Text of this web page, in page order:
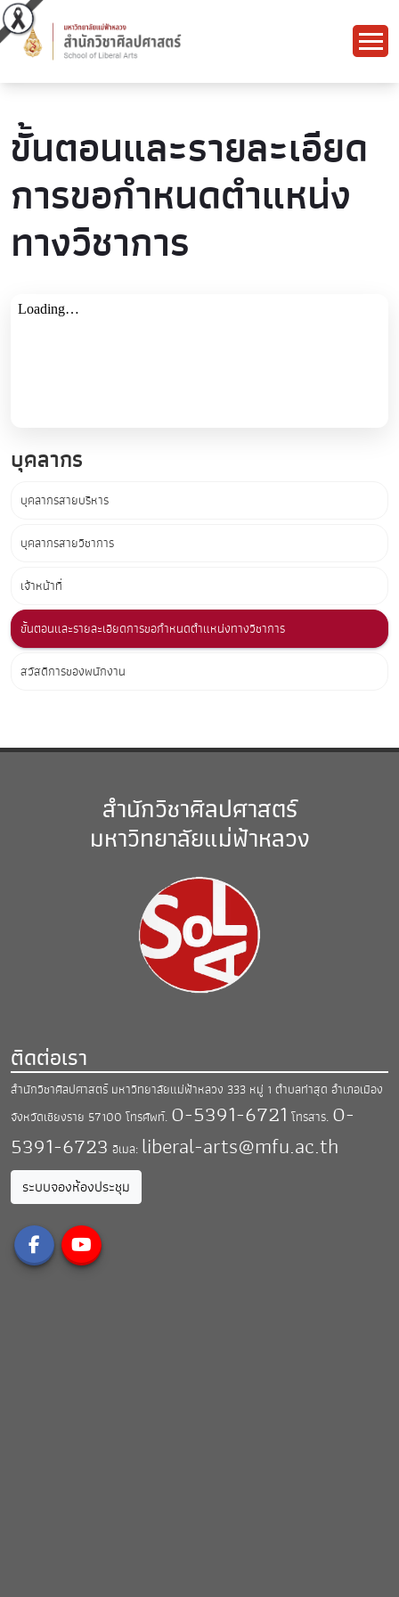
ขั้นตอนและรายละเอียด
การขอกำหนดตำแหน่ง
ทางวิชาการ
บุคลากร
บุคลากรสายบริหาร
บุคลากรสายวิชาการ
เจ้าหน้าที่
ขั้นตอนและรายละเอียดการขอกำหนดตำแหน่งทางวิชาการ
สวัสดิการของพนักงาน
สำนักวิชาศิลปศาสตร์
มหาวิทยาลัยแม่ฟ้าหลวง
ติดต่อเรา
สำนักวิชาศิลปศาสตร์ มหาวิทยาลัยแม่ฟ้าหลวง 333 หมู่ 1 ตำบลท่าสุด อำเภอเมือง
จังหวัดเชียงราย 57100 โทรศัพท์. 0-5391-6721 โทรสาร. 0-
5391-6723 อีเมล: liberal-arts@mfu.ac.th
ระบบจองห้องประชุม